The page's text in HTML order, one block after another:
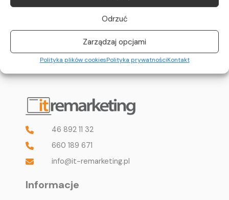
Odrzuć
Zarządzaj opcjami
Polityka plików cookiesPolityka prywatnościKontakt
46 892 11 32
660 189 671
info@it-remarketing.pl
Informacje